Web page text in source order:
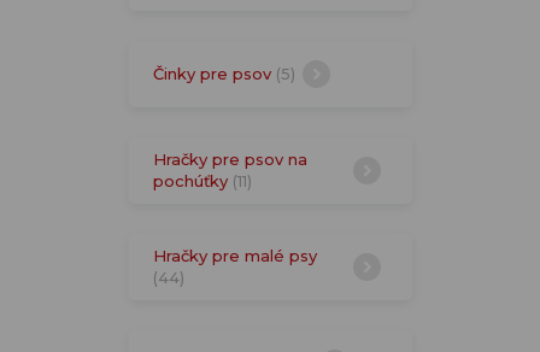
Činky pre psov (5)
Hračky pre psov na
pochúťky (11)
Hračky pre malé psy
(44)